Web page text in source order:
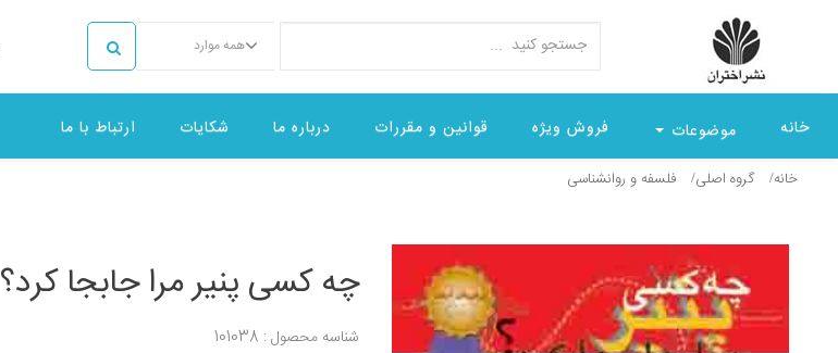
همه موارد
خانه موضوعات فروش ویژه قوانین و مقررات درباره ما شکایات ارتباط با ما
خانه گروه اصلی فلسفه و روانشناسی
چه کسی پنیر مرا جابجا کرد؟
شناسه محصول : 101038